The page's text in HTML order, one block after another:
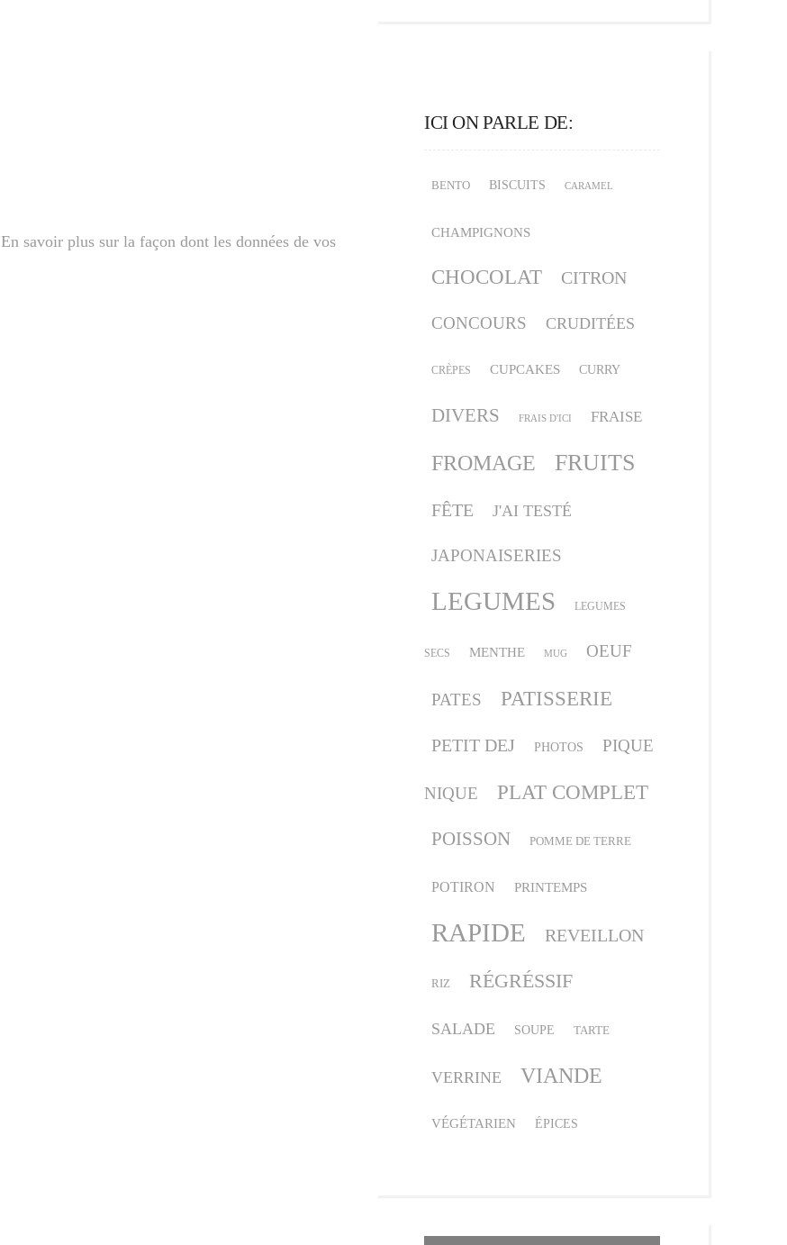
En savoir plus sur la façon dont les données de vos
ICI ON PARLE DE:
BENTO BISCUITS CARAMEL
CHAMPIGNONS
CHOCOLAT CITRON
CONCOURS CRUDITÉES
CRÈPES CUPCAKES CURRY
DIVERS FRAIS D'ICI FRAISE
FROMAGE FRUITS
FÊTE J'AI TESTÉ
JAPONAISERIES
LEGUMES LEGUMES
SECS MENTHE MUG OEUF
PATES PATISSERIE
PETIT DEJ PHOTOS PIQUE
NIQUE PLAT COMPLET
POISSON POMME DE TERRE
POTIRON PRINTEMPS
RAPIDE REVEILLON
RIZ RÉGRÉSSIF
SALADE SOUPE TARTE
VERRINE VIANDE
VÉGÉTARIEN ÉPICES